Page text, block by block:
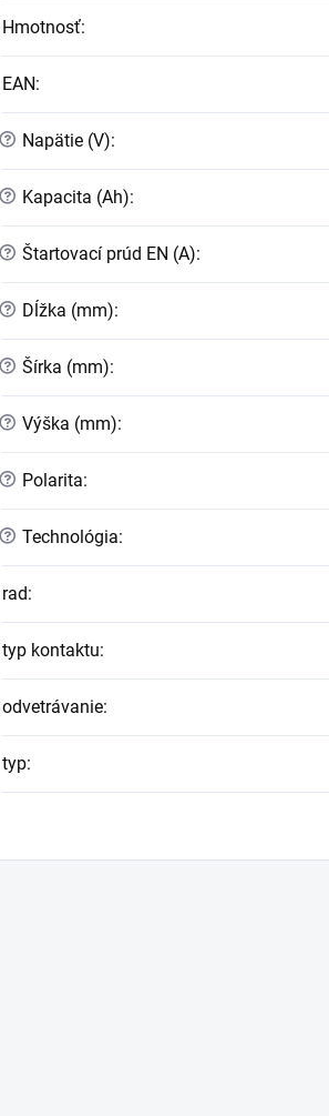
Hmotnosť:
EAN:
? Napätie (V):
? Kapacita (Ah):
? Štartovací prúd EN (A):
? Dĺžka (mm):
? Šírka (mm):
? Výška (mm):
? Polarita:
? Technológia:
rad:
typ kontaktu:
odvetrávanie:
typ: